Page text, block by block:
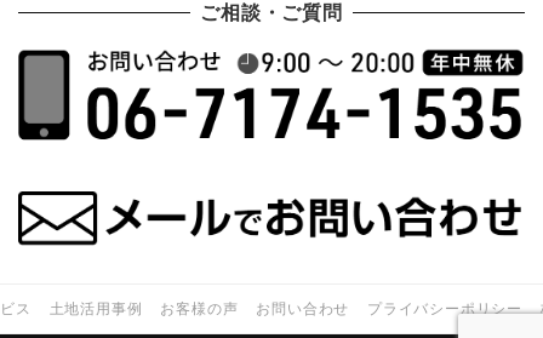
ご相談・ご質問
ス 土地活用事例 お客様の声 お問い合わせ プライバシーポリシー